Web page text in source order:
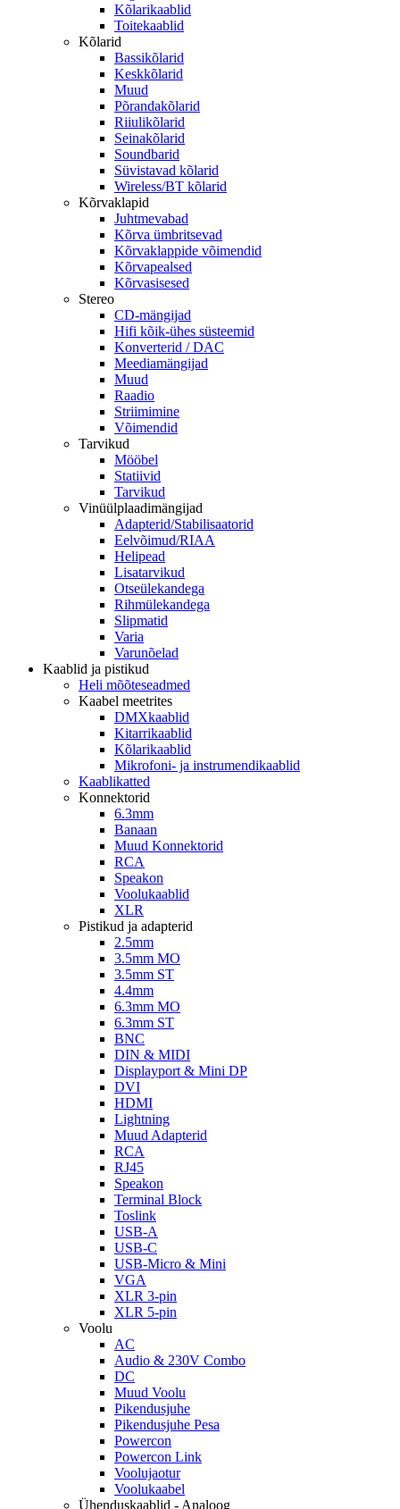
Kõlarikaablid
Toitekaablid
Kõlarid
Bassikõlarid
Keskkõlarid
Muud
Põrandakõlarid
Riiulikõlarid
Seinakõlarid
Soundbarid
Süvistavad kõlarid
Wireless/BT kõlarid
Kõrvaklapid
Juhtmevabad
Kõrva ümbritsevad
Kõrvaklappide võimendid
Kõrvapealsed
Kõrvasisesed
Stereo
CD-mängijad
Hifi kõik-ühes süsteemid
Konverterid / DAC
Meediamängijad
Muud
Raadio
Striimimine
Võimendid
Tarvikud
Mööbel
Statiivid
Tarvikud
Vinüülplaadimängijad
Adapterid/Stabilisaatorid
Eelvõimud/RIAA
Helipead
Lisatarvikud
Otseülekandega
Rihmülekandega
Slipmatid
Varia
Varunõelad
Kaablid ja pistikud
Heli mõõteseadmed
Kaabel meetrites
DMXkaablid
Kitarrikaablid
Kõlarikaablid
Mikrofoni- ja instrumendikaablid
Kaablikatted
Konnektorid
6.3mm
Banaan
Muud Konnektorid
RCA
Speakon
Voolukaablid
XLR
Pistikud ja adapterid
2.5mm
3.5mm MO
3.5mm ST
4.4mm
6.3mm MO
6.3mm ST
BNC
DIN & MIDI
Displayport & Mini DP
DVI
HDMI
Lightning
Muud Adapterid
RCA
RJ45
Speakon
Terminal Block
Toslink
USB-A
USB-C
USB-Micro & Mini
VGA
XLR 3-pin
XLR 5-pin
Voolu
AC
Audio & 230V Combo
DC
Muud Voolu
Pikendusjuhe
Pikendusjuhe Pesa
Powercon
Powercon Link
Voolujaotur
Voolukaabel
Ühenduskaablid - Analoog